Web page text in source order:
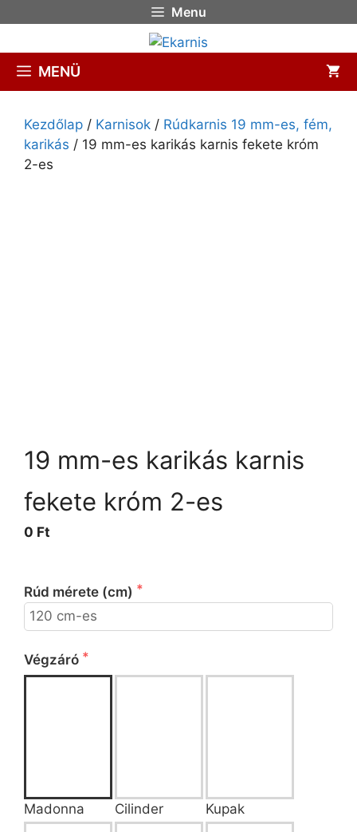
Menu
MENÜ
Kezdőlap / Karnisok / Rúdkarnis 19 mm-es, fém,
karikás / 19 mm-es karikás karnis fekete króm
2-es
19 mm-es karikás karnis
fekete króm 2-es
0 Ft
Rúd mérete (cm)
Végzáró
Madonna Cilinder Kupak